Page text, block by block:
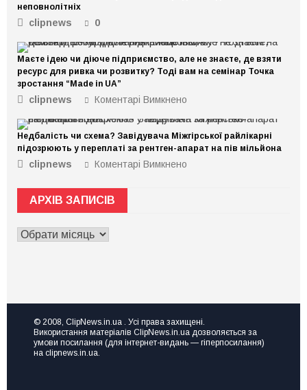
неповнолітніх
clipnews 0
Маєте ідею чи діюче підприємство, але не знаєте, де взяти
ресурс для ривка чи розвитку? Тоді вам на семінар Точка
зростання “Made in UA”
clipnews Коментарі Вимкнено
ідею
чи
діюче
розвитку?
Тоді
вам
на
Недбалість чи схема? Завідувача Міжгірської райлікарні
підозрюють у переплаті за рентген-апарат на пів мільйона
clipnews Коментарі Вимкнено
за
апарат
на
АРХІВ ЗАПИСІВ
АРХІВ
ЗАПИСІВ
© 2008, ClipNews.in.ua . Усі права захищені.
Використання матеріалів ClipNews.in.ua дозволяється за
умови посилання (для інтернет-видань — гіперпосилання)
на clipnews.in.ua.